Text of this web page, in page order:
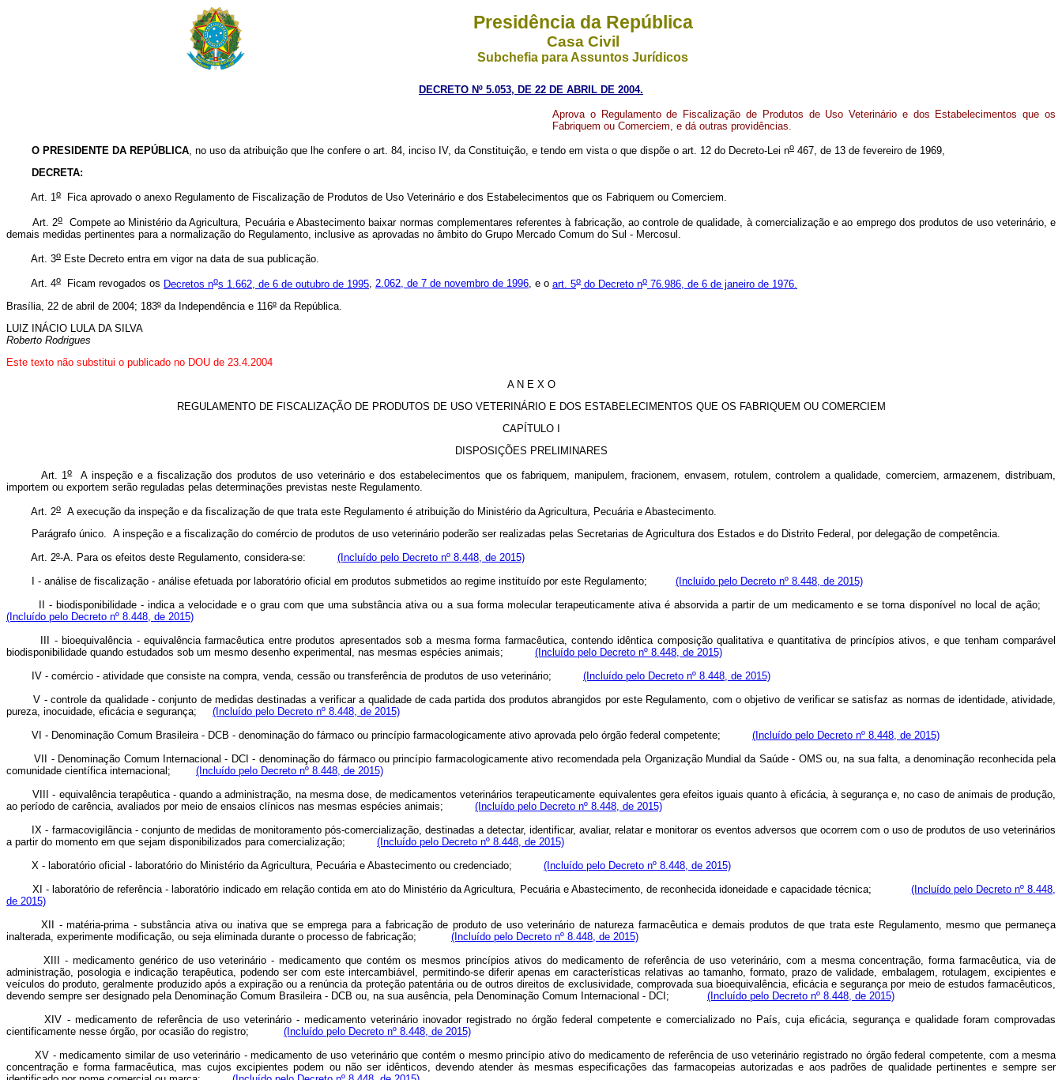
Presidência da República
Casa Civil
Subchefia para Assuntos Jurídicos
DECRETO Nº 5.053, DE 22 DE ABRIL DE 2004.
Aprova o Regulamento de Fiscalização de Produtos de Uso Veterinário e dos Estabelecimentos que os
Fabriquem ou Comerciem, e dá outras providências.
O PRESIDENTE DA REPÚBLICA, no uso da atribuição que lhe confere o art. 84, inciso IV, da Constituição, e tendo em vista o que dispõe o art. 12 do Decreto-Lei no 467, de 13 de fevereiro de 1969,
DECRETA:
Art. 1o Fica aprovado o anexo Regulamento de Fiscalização de Produtos de Uso Veterinário e dos Estabelecimentos que os Fabriquem ou Comerciem.
Art. 2o
Compete ao Ministério da Agricultura, Pecuária e Abastecimento baixar normas complementares referentes à fabricação, ao controle de qualidade, à comercialização e ao emprego dos produtos de uso veterinário, e
demais medidas pertinentes para a normalização do Regulamento, inclusive as aprovadas no âmbito do Grupo Mercado Comum do Sul - Mercosul.
Art. 3o Este Decreto entra em vigor na data de sua publicação.
Art. 4o Ficam revogados os Decretos nos 1.662, de 6 de outubro de 1995, 2.062, de 7 de novembro de 1996, e o art. 5o do Decreto no 76.986, de 6 de janeiro de 1976.
Brasília, 22 de abril de 2004; 183º da Independência e 116º da República.
LUIZ INÁCIO LULA DA SILVA
Roberto Rodrigues
Este texto não substitui o publicado no DOU de 23.4.2004
A N E X O
REGULAMENTO DE FISCALIZAÇÃO DE PRODUTOS DE USO VETERINÁRIO E DOS ESTABELECIMENTOS QUE OS FABRIQUEM OU COMERCIEM
CAPÍTULO I
DISPOSIÇÕES PRELIMINARES
Art. 1oA inspeção e a fiscalização dos produtos de uso veterinário e dos estabelecimentos que os fabriquem, manipulem, fracionem, envasem, rotulem, controlem a qualidade, comerciem, armazenem, distribuam,
importem ou exportem serão reguladas pelas determinações previstas neste Regulamento.
Art. 2o
A execução da inspeção e da fiscalização de que trata este Regulamento é atribuição do Ministério da Agricultura, Pecuária e Abastecimento.
Parágrafo único. A inspeção e a fiscalização do comércio de produtos de uso veterinário poderão ser realizadas pelas Secretarias de Agricultura dos Estados e do Distrito Federal, por delegação de competência.
Art. 2º-A. Para os efeitos deste Regulamento, considera-se: (Incluído pelo Decreto nº 8.448, de 2015)
I - análise de fiscalização - análise efetuada por laboratório oficial em produtos submetidos ao regime instituído por este Regulamento;
(Incluído pelo Decreto nº 8.448, de 2015)
II - biodisponibilidade - indica a velocidade e o grau com que uma substância ativa ou a sua forma molecular terapeuticamente ativa é absorvida a partir de um medicamento e se torna disponível no local de ação;
(Incluído pelo Decreto nº 8.448, de 2015)
III - bioequivalência - equivalência farmacêutica entre produtos apresentados sob a mesma forma farmacêutica, contendo idêntica composição qualitativa e quantitativa de princípios ativos, e que tenham comparável
biodisponibilidade quando estudados sob um mesmo desenho experimental, nas mesmas espécies animais;
(Incluído pelo Decreto nº 8.448, de 2015)
IV - comércio - atividade que consiste na compra, venda, cessão ou transferência de produtos de uso veterinário;
(Incluído pelo Decreto nº 8.448, de 2015)
V - controle da qualidade - conjunto de medidas destinadas a verificar a qualidade de cada partida dos produtos abrangidos por este Regulamento, com o objetivo de verificar se satisfaz as normas de identidade, atividade,
pureza, inocuidade, eficácia e segurança;
(Incluído pelo Decreto nº 8.448, de 2015)
VI - Denominação Comum Brasileira - DCB - denominação do fármaco ou princípio farmacologicamente ativo aprovada pelo órgão federal competente;
(Incluído pelo Decreto nº 8.448, de 2015)
VII - Denominação Comum Internacional - DCI - denominação do fármaco ou princípio farmacologicamente ativo recomendada pela Organização Mundial da Saúde - OMS ou, na sua falta, a denominação reconhecida pela
comunidade científica internacional;
(Incluído pelo Decreto nº 8.448, de 2015)
VIII - equivalência terapêutica - quando a administração, na mesma dose, de medicamentos veterinários terapeuticamente equivalentes gera efeitos iguais quanto à eficácia, à segurança e, no caso de animais de produção,
ao período de carência, avaliados por meio de ensaios clínicos nas mesmas espécies animais;
(Incluído pelo Decreto nº 8.448, de 2015)
IX - farmacovigilância -conjunto de medidas de monitoramento pós-comercialização, destinadas a detectar, identificar, avaliar, relatar e monitorar os eventos adversos que ocorrem com o uso de produtos de uso veterinários
a partir do momento em que sejam disponibilizados para comercialização;
(Incluído pelo Decreto nº 8.448, de 2015)
X - laboratório oficial - laboratório do Ministério da Agricultura, Pecuária e Abastecimento ou credenciado;
(Incluído pelo Decreto nº 8.448, de 2015)
XI - laboratório de referência - laboratório indicado em relação contida em ato do Ministério da Agricultura, Pecuária e Abastecimento, de reconhecida idoneidade e capacidade técnica; (Incluído pelo Decreto nº 8.448,
de 2015)
XII - matéria-prima - substância ativa ou inativa que se emprega para a fabricação de produto de uso veterinário de natureza farmacêutica e demais produtos de que trata este Regulamento, mesmo que permaneça
inalterada, experimente modificação, ou seja eliminada durante o processo de fabricação;
(Incluído pelo Decreto nº 8.448, de 2015)
XIII - medicamento genérico de uso veterinário - medicamento que contém os mesmos princípios ativos do medicamento de referência de uso veterinário, com a mesma concentração, forma farmacêutica, via de
administração, posologia e indicação terapêutica, podendo ser com este intercambiável, permitindo-se diferir apenas em características relativas ao tamanho, formato, prazo de validade, embalagem, rotulagem, excipientes e
veículos do produto, geralmente produzido após a expiração ou a renúncia da proteção patentária ou de outros direitos de exclusividade, comprovada sua bioequivalência, eficácia e segurança por meio de estudos farmacêuticos,
devendo sempre ser designado pela Denominação Comum Brasileira - DCB ou, na sua ausência, pela Denominação Comum Internacional - DCI;
(Incluído pelo Decreto nº 8.448, de 2015)
XIV - medicamento de referência de uso veterinário - medicamento veterinário inovador registrado no órgão federal competente e comercializado no País, cuja eficácia, segurança e qualidade foram comprovadas
cientificamente nesse órgão, por ocasião do registro;
(Incluído pelo Decreto nº 8.448, de 2015)
XV - medicamento similar de uso veterinário - medicamento de uso veterinário que contém o mesmo princípio ativo do medicamento de referência de uso veterinário registrado no órgão federal competente, com a mesma
concentração e forma farmacêutica, mas cujos excipientes podem ou não ser idênticos, devendo atender às mesmas especificações das farmacopeias autorizadas e aos padrões de qualidade pertinentes e sempre ser